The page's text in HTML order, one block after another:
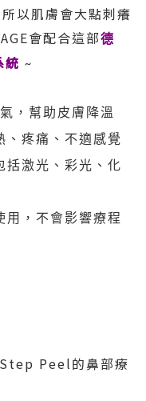
以肌膚會大點刺癢
會配合這部德
~
，幫助皮膚降溫
疼痛、不適感覺
激光、彩光、化
，不會影響療程
Peel的鼻部療